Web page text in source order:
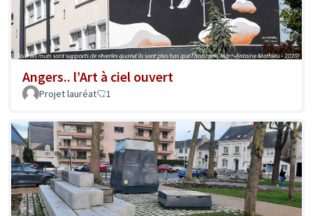
Angers.. l’Art à ciel ouvert
Projet lauréat 1